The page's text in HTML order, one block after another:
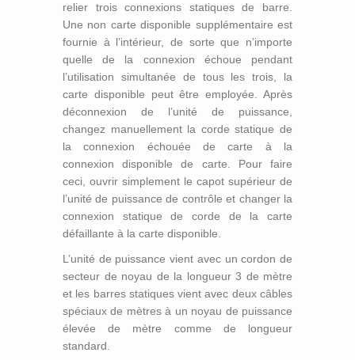
relier trois connexions statiques de barre.
Une non carte disponible supplémentaire est
fournie à l’intérieur, de sorte que n’importe
quelle de la connexion échoue pendant
l’utilisation simultanée de tous les trois, la
carte disponible peut être employée. Après
déconnexion de l’unité de puissance,
changez manuellement la corde statique de
la connexion échouée de carte à la
connexion disponible de carte. Pour faire
ceci, ouvrir simplement le capot supérieur de
l’unité de puissance de contrôle et changer la
connexion statique de corde de la carte
défaillante à la carte disponible.
L’unité de puissance vient avec un cordon de
secteur de noyau de la longueur 3 de mètre
et les barres statiques vient avec deux câbles
spéciaux de mètres à un noyau de puissance
élevée de mètre comme de longueur
standard.